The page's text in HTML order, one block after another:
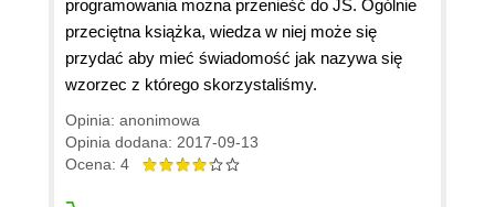
programowania można przenieść do JS. Ogólnie
przeciętna książka, wiedza w niej może się
przydać aby mieć świadomość jak nazywa się
wzorzec z którego skorzystaliśmy.
Opinia: anonimowa
Opinia dodana: 2017-09-13
Ocena: 4